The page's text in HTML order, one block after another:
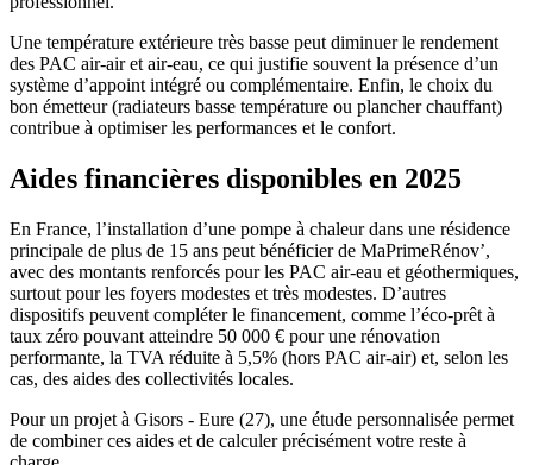
Une température extérieure très basse peut diminuer le rendement
des PAC air-air et air-eau, ce qui justifie souvent la présence d’un
système d’appoint intégré ou complémentaire. Enfin, le choix du
bon émetteur (radiateurs basse température ou plancher chauffant)
contribue à optimiser les performances et le confort.​
Aides financières disponibles en 2025
En France, l’installation d’une pompe à chaleur dans une résidence
principale de plus de 15 ans peut bénéficier de MaPrimeRénov’,
avec des montants renforcés pour les PAC air-eau et géothermiques,
surtout pour les foyers modestes et très modestes. D’autres
dispositifs peuvent compléter le financement, comme l’éco-prêt à
taux zéro pouvant atteindre 50 000 € pour une rénovation
performante, la TVA réduite à 5,5% (hors PAC air-air) et, selon les
cas, des aides des collectivités locales.​
Pour un projet à Gisors - Eure (27), une étude personnalisée permet
de combiner ces aides et de calculer précisément votre reste à